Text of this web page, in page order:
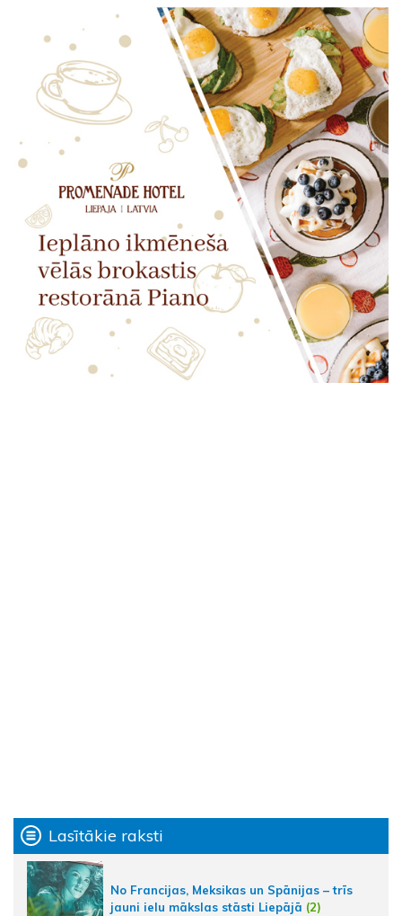
Lasītākie raksti
No Francijas, Meksikas un Spānijas – trīs
jauni ielu mākslas stāsti Liepājā (2)